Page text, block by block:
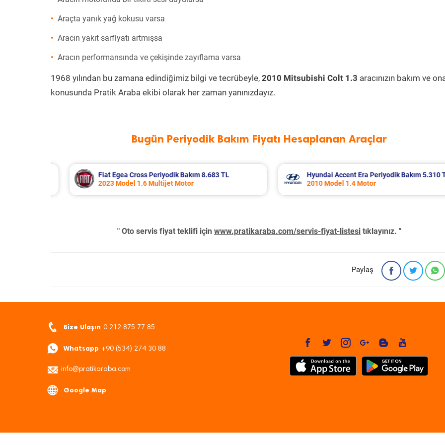
Araçta yanık yağ kokusu varsa
Aracın yakıt sarfiyatı artmışsa
Aracın performansında ve çekişinde zayıflama varsa
1968 yılından bu zamana edindiğimiz bilgi ve tecrübeyle, 2010 Mitsubishi Colt 1.3 aracınızın bakım ve
konusunda Pratik Araba ekibi olarak her zaman yanınızdayız.
Bugün Periyodik Bakım Fiyatı Hesaplanan Araçlar
Hyundai Accent Era Periyodik Bakım 5.310 TL
2010 Model 1.4 Motor
Nissan Micra Periyodik Bakım 6.399 TL
2019 Model 1.2 Motor
" Oto servis fiyat teklifi için www.pratikaraba.com/servis-fiyat-listesi tıklayınız. "
Paylaş
Bize Ulaşın 0 212 875 77 85
Whatsapp +90 (534) 274 30 88
info@pratikaraba.com
Google Map